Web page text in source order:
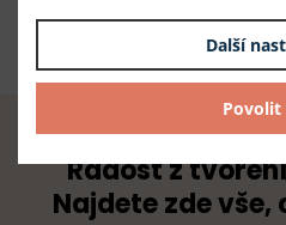
TKACZIK s.r.o.
Radost z
Najdete zde
Další
Povolit